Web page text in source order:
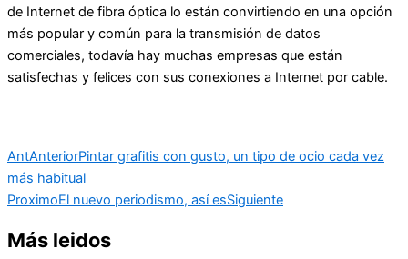
de Internet de fibra óptica lo están convirtiendo en una opción
más popular y común para la transmisión de datos
comerciales, todavía hay muchas empresas que están
satisfechas y felices con sus conexiones a Internet por cable.
AntAnteriorPintar grafitis con gusto, un tipo de ocio cada vez
más habitual
ProximoEl nuevo periodismo, así esSiguiente
Más leidos